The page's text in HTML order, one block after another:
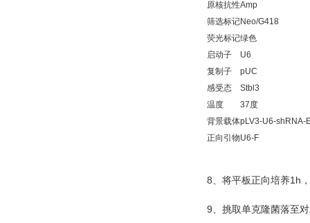
原核抗性Amp
筛选标记Neo/G418
荧光标记绿色
启动子
U6
复制子
pUC
感受态
Stbl3
温度
37度
背景载体pLV3-U6-shRNA-
正向引物U6-F
8、将平板正向培养1h
9、挑取单克隆菌落至